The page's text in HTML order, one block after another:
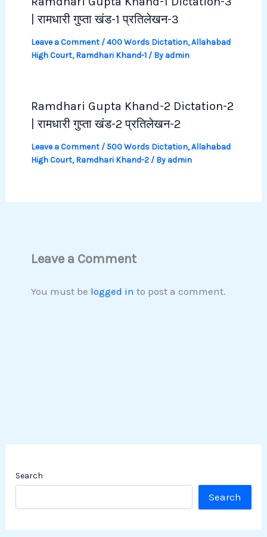
| रामधारी गुप्ता खंड-1 प्रतिलेखन-3
Leave a Comment /400 Words Dictation,Allahabad
High Court,Ramdhari Khand-1/ Byadmin
Ramdhari Gupta Khand-2 Dictation-2
| रामधारी गुप्ता खंड-2 प्रतिलेखन-2
Leave a Comment / 500 Words Dictation,Allahabad
High Court,Ramdhari Khand-2/ Byadmin
Leave a Comment
You must be logged in to post a comment.
Search
Search